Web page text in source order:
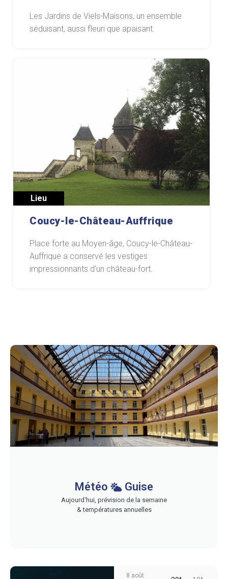
Les Jardins de Viels-Maisons, un ensemble
séduisant, aussi fleuri que apaisant.
Lieu
Coucy-le-Château-Auffrique
Place forte au Moyen-âge, Coucy-le-Château-
Auffrique a conservé les vestiges
impressionnants d'un château-fort.
Météo Guise
Aujourd'hui, prévision de la semaine
& températures annuelles
8 août